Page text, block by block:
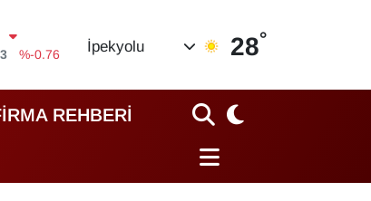
%0.17
%0.01
%0.02
İpekyolu 28°
REHBERİ